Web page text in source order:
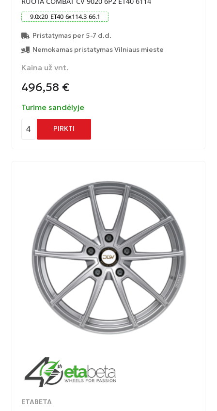
9.0x20 ET40 6x114.3 66.1
Pristatymas per 5-7 d.d.
Nemokamas pristatymas Vilniaus mieste
Kaina už vnt.
496,58 €
Turime sandėlyje
4 PIRKTI
ETABETA